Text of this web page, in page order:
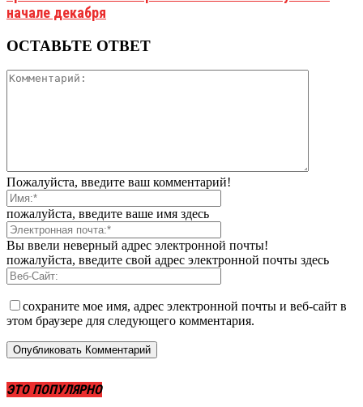
начале декабря
ОСТАВЬТЕ ОТВЕТ
Пожалуйста, введите ваш комментарий!
пожалуйста, введите ваше имя здесь
Вы ввели неверный адрес электронной почты!
пожалуйста, введите свой адрес электронной почты здесь
сохраните мое имя, адрес электронной почты и веб-сайт в
этом браузере для следующего комментария.
ЭТО ПОПУЛЯРНО